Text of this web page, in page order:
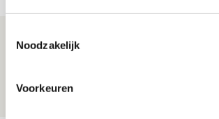
Noodzakelijk
Voorkeuren
Drie dingen die je moet